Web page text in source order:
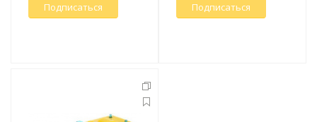
Подписаться Подписаться